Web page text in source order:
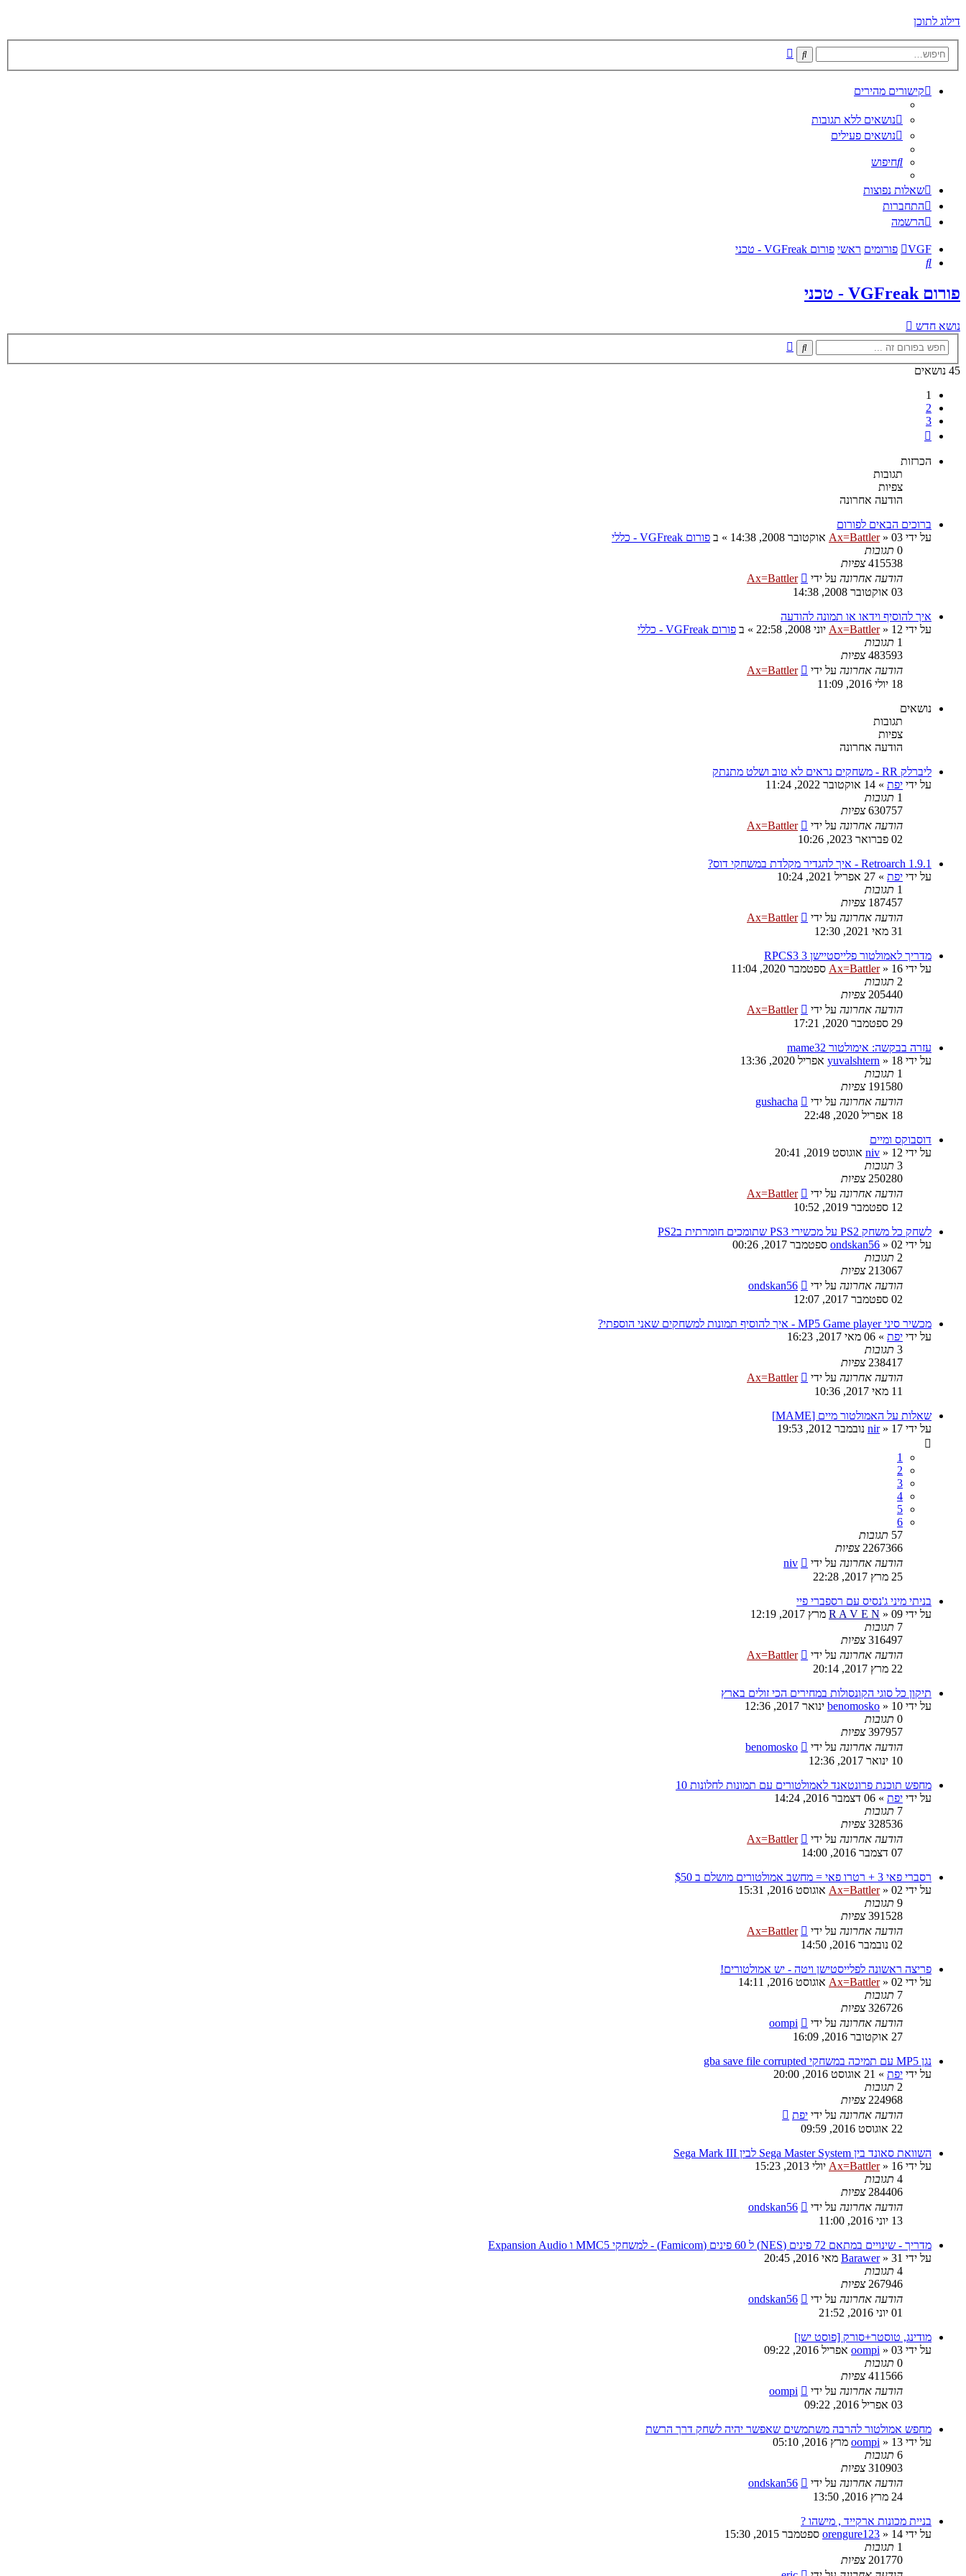
דילוג לתוכן
חיפוש
קישורים מהירים
נושאים ללא תגובות
נושאים פעילים
חיפוש
שאלות נפוצות
התחברות
הרשמה
VGF פורומים ראשי פורום VGFreak - טכני
חיפוש
פורום VGFreak - טכני
נושא חדש
חיפוש
45 נושאים
1
2
3
הכרזות
תגובות
צפיות
הודעה אחרונה
ברוכים הבאים לפורום
על ידי
Ax=Battler» 03 אוקטובר 2008, 14:38 » ב פורום VGFreak - כללי
0 תגובות
415538 צפיות
הודעה אחרונה על ידי
Ax=Battler
03 אוקטובר 2008, 14:38
איך להוסיף וידאו או תמונה להודעה
על ידי
Ax=Battler» 12 יוני 2008, 22:58 » ב פורום VGFreak - כללי
1 תגובות
483593 צפיות
הודעה אחרונה על ידי
Ax=Battler
18 יולי 2016, 11:09
נושאים
תגובות
צפיות
הודעה אחרונה
ליברלק RR - משחקים נראים לא טוב ושלט מתנתק
על ידי יפת » 14 אוקטובר 2022, 11:24
1 תגובות
630757 צפיות
הודעה אחרונה על ידי
Ax=Battler
02 פברואר 2023, 10:26
Retroarch 1.9.1 - איך להגדיר מקלדת במשחקי דוס?
על ידי יפת » 27 אפריל 2021, 10:24
1 תגובות
187457 צפיות
הודעה אחרונה על ידי
Ax=Battler
31 מאי 2021, 12:30
מדריך לאמולטור פלייסטיישן 3 RPCS3
על ידי
Ax=Battler» 16 ספטמבר 2020, 11:04
2 תגובות
205440 צפיות
הודעה אחרונה על ידי
Ax=Battler
29 ספטמבר 2020, 17:21
עזרה בבקשה: אימולטור mame32
על ידי
yuvalshtern » 18 אפריל 2020, 13:36
1 תגובות
191580 צפיות
הודעה אחרונה על ידי
gushacha
18 אפריל 2020, 22:48
דוסבוקס ומיים
על ידי
niv » 12 אוגוסט 2019, 20:41
3 תגובות
250280 צפיות
הודעה אחרונה על ידי
Ax=Battler
12 ספטמבר 2019, 10:52
לשחק כל משחק PS2 על מכשירי PS3 שתומכים חומרתית בPS2
על ידי
ondskan56 » 02 ספטמבר 2017, 00:26
2 תגובות
213067 צפיות
הודעה אחרונה על ידי
ondskan56
02 ספטמבר 2017, 12:07
מכשיר סיני MP5 Game player - איך להוסיף תמונות למשחקים שאני הוספתי?
על ידי יפת » 06 מאי 2017, 16:23
3 תגובות
238417 צפיות
הודעה אחרונה על ידי
Ax=Battler
11 מאי 2017, 10:36
שאלות על האמולטור מיים [MAME]
על ידי
nir» 17 נובמבר 2012, 19:53
1
2
3
4
5
6
57 תגובות
2267366 צפיות
הודעה אחרונה על ידי
niv
25 מרץ 2017, 22:28
בניתי מיני ג'נסיס עם רספברי פיי
על ידי
R A V E N » 09 מרץ 2017, 12:19
7 תגובות
316497 צפיות
הודעה אחרונה על ידי
Ax=Battler
22 מרץ 2017, 20:14
תיקון כל סוגי הקונסולות במחירים הכי זולים בארץ
על ידי
benomosko » 10 ינואר 2017, 12:36
0 תגובות
397957 צפיות
הודעה אחרונה על ידי
benomosko
10 ינואר 2017, 12:36
מחפש תוכנת פרונטאנד לאמולטורים עם תמונות לחלונות 10
על ידי יפת » 06 דצמבר 2016, 14:24
7 תגובות
328536 צפיות
הודעה אחרונה על ידי
Ax=Battler
07 דצמבר 2016, 14:00
רסברי פאי 3 + רטרו פאי = מחשב אמולטורים מושלם ב $50
על ידי
Ax=Battler» 02 אוגוסט 2016, 15:31
9 תגובות
391528 צפיות
הודעה אחרונה על ידי
Ax=Battler
02 נובמבר 2016, 14:50
פריצה ראשונה לפלייסטישן ויטה - יש אמולטורים!
על ידי
Ax=Battler» 02 אוגוסט 2016, 14:11
7 תגובות
326726 צפיות
הודעה אחרונה על ידי
oompi
27 אוקטובר 2016, 16:09
נגן MP5 עם תמיכה במשחקי gba save file corrupted
על ידי יפת » 21 אוגוסט 2016, 20:00
2 תגובות
224968 צפיות
הודעה אחרונה על ידי יפת
22 אוגוסט 2016, 09:59
השוואת סאונד בין Sega Master System לבין Sega Mark III
על ידי
Ax=Battler» 16 יולי 2013, 15:23
4 תגובות
284406 צפיות
הודעה אחרונה על ידי
ondskan56
13 יוני 2016, 11:00
מדריך - שינויים במתאם 72 פינים (NES) ל 60 פינים (Famicom) - למשחקי MMC5 ו Expansion Audio
על ידי
Barawer» 31 מאי 2016, 20:45
4 תגובות
267946 צפיות
הודעה אחרונה על ידי
ondskan56
01 יוני 2016, 21:52
מודינג, טוסטר+סורק [פוסט ישן]
על ידי
oompi » 03 אפריל 2016, 09:22
0 תגובות
411566 צפיות
הודעה אחרונה על ידי
oompi
03 אפריל 2016, 09:22
מחפש אמולטור להרבה משתמשים שאפשר יהיה לשחק דרך הרשת
על ידי
oompi » 13 מרץ 2016, 05:10
6 תגובות
310903 צפיות
הודעה אחרונה על ידי
ondskan56
24 מרץ 2016, 13:50
בניית מכונות ארקייד , מישהו ?
על ידי
orengure123 » 14 ספטמבר 2015, 15:30
1 תגובות
201770 צפיות